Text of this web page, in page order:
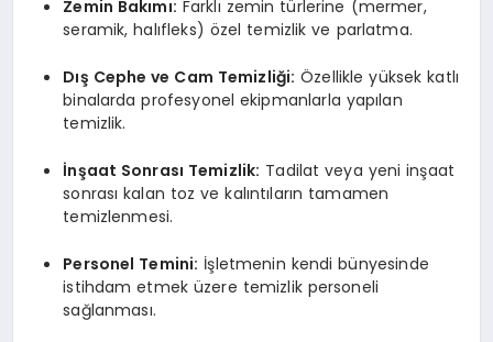
Zemin Bakımı: Farklı zemin türlerine (mermer,
seramik, halıfleks) özel temizlik ve parlatma.
Dış Cephe ve Cam Temizliği: Özellikle yüksek katlı
binalarda profesyonel ekipmanlarla yapılan
temizlik.
İnşaat Sonrası Temizlik: Tadilat veya yeni inşaat
sonrası kalan toz ve kalıntıların tamamen
temizlenmesi.
Personel Temini: İşletmenin kendi bünyesinde
istihdam etmek üzere temizlik personeli
sağlanması.